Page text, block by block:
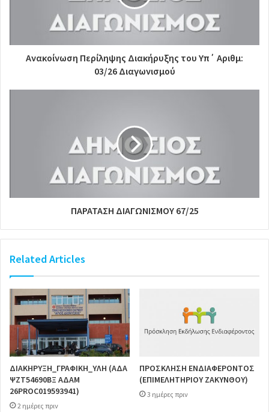
Ανακοίνωση Περίληψης Διακήρυξης του Υπ΄ Αριθμ:
03/26 Διαγωνισμού
ΠΑΡΑΤΑΣΗ ΔΙΑΓΩΝΙΣΜΟΥ 67/25
Related Articles
ΔΙΑΚΗΡΥΞΗ_ΓΡΑΦΙΚΗ_ΥΛΗ (ΑΔΑ
ΨΖΤ54690ΒΞ ΑΔΑΜ
26PROC019593941)
2 ημέρες πριν
ΠΡΟΣΚΛΗΣΗ ΕΝΔΙΑΦΕΡΟΝΤΟΣ
(ΕΠΙΜΕΛΗΤΗΡΙΟΥ ΖΑΚΥΝΘΟΥ)
3 ημέρες πριν